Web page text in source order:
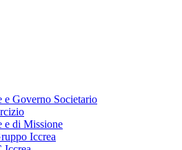
e Governo Societario
e di Missione
Iccrea